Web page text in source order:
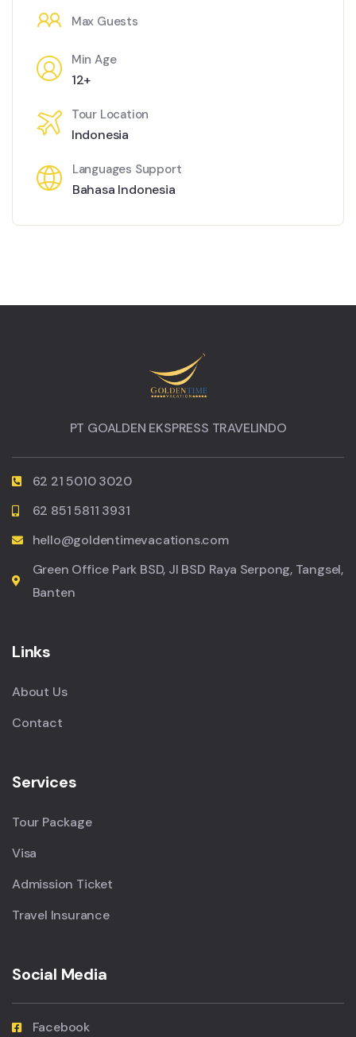
Max Guests
Min Age
12+
Tour Location
Indonesia
Languages Support
Bahasa Indonesia
PT GOALDEN EKSPRESS TRAVELINDO
62 21 5010 3020
62 851 5811 3931
hello@goldentimevacations.com
Green Office Park BSD, Jl BSD Raya Serpong, Tangsel,
Banten
Links
About Us
Contact
Services
Tour Package
Visa
Admission Ticket
Travel Insurance
Social Media
Facebook